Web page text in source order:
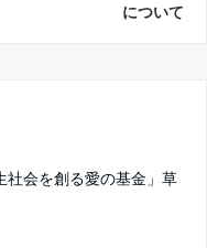
について
社会を創る愛の基金」草